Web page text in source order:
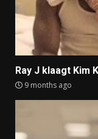
Ray J klaagt Kim
9 months ago